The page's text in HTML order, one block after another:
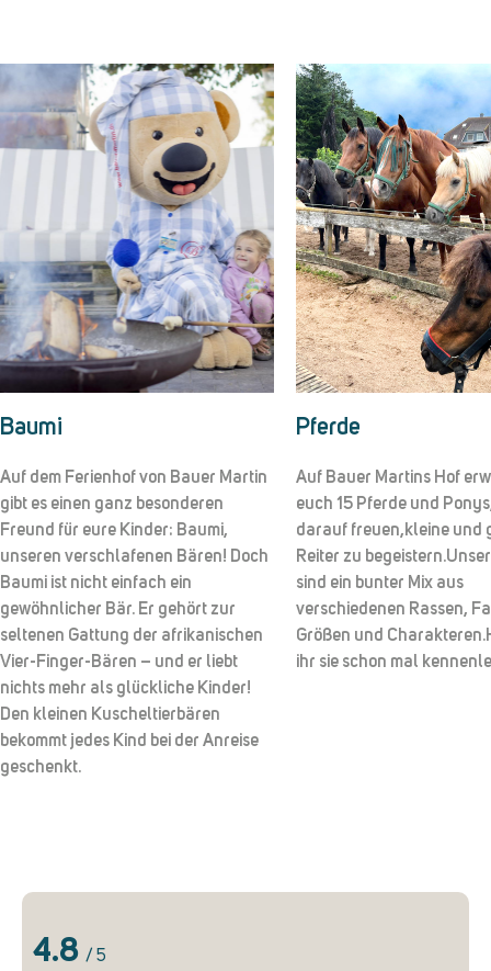
Ferienhof von Bauer Martin
einen ganz besonderen
für eure Kinder: Baumi,
verschlafenen Bären! Doch
ist nicht einfach ein
Bär. Er gehört zur
Gattung der afrikanischen
Bären – und er liebt
mehr als glückliche Kinder!
Kuscheltierbären
jedes Kind bei der Anreise
Pferde
Auf Bauer Martins Hof erwarten
euch 15 Pferde und Ponys, die
darauf freuen,kleine und große
Reiter zu begeistern.Unsere
sind ein bunter Mix aus
verschiedenen Rassen, Farben,
Größen und Charakteren.Hier
ihr sie schon mal kennenlernen.
4.8 / 5